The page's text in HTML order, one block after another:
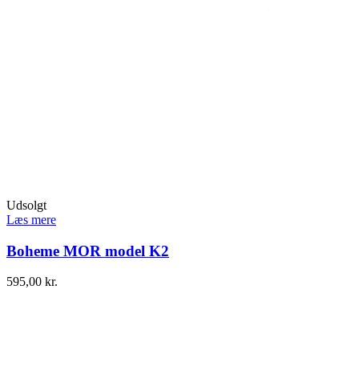
Udsolgt
Læs mere
Boheme MOR model K2
595,00 kr.